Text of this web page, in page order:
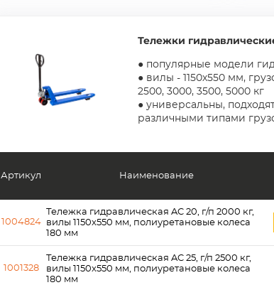
Тележки
● популярные модели
● вилы - 1150х550 мм,
2500, 3000, 3500, 5000 кг
● универсальны,
различными типами
Артикул
1004824
1001328
Наименование
Тележка гидравлическая AC 20, г/п 2000 кг,
вилы 1150x550 мм, полиуретановые колеса
180 мм
Тележка гидравлическая AC 25, г/п 2500 кг,
вилы 1150x550 мм, полиуретановые колеса
180 мм